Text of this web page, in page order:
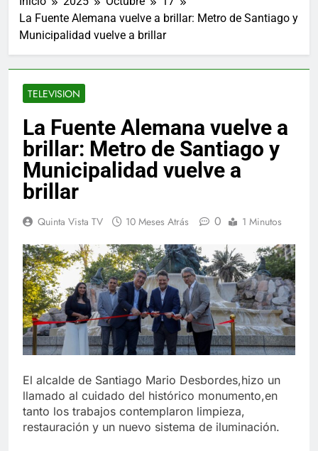
La Fuente Alemana vuelve a brillar: Metro de Santiago y
Municipalidad vuelve a brillar
TELEVISION
La Fuente Alemana vuelve a
brillar: Metro de Santiago y
Municipalidad vuelve a
brillar
Quinta Vista TV 10 Meses Atrás 0 1 Minutos
El alcalde de Santiago Mario Desbordes,hizo un
llamado al cuidado del histórico monumento,en
tanto los trabajos contemplaron limpieza,
restauración y un nuevo sistema de iluminación.